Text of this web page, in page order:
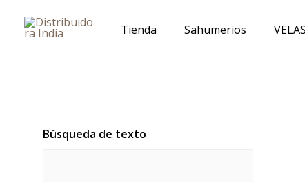
contenido
Tienda Sahumerios
Búsqueda de texto